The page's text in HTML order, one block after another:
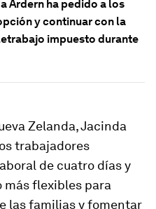
Ardern ha pedido a los
y continuar con la
impuesto durante
Zelanda, Jacinda
trabajadores
de cuatro días y
más flexibles para
las familias y fomentar